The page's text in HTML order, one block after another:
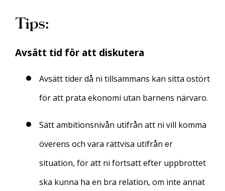
Tips:
Avsätt tid för att diskutera
Avsätt tider då ni tillsammans kan sitta ostört
för att prata ekonomi utan barnens närvaro.
Sätt ambitionsnivån utifrån att ni vill komma
överens och vara rättvisa utifrån er
situation, för att ni fortsatt efter uppbrottet
ska kunna ha en bra relation, om inte annat